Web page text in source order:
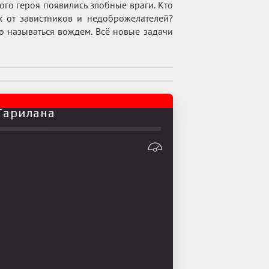
героя появились злобные враги. Кто
завистников и недоброжелателей?
вождем. Всё новые задачи